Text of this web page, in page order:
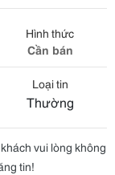
Hình thức
Cần bán
Loại tin
Thường
vui lòng không
tin!